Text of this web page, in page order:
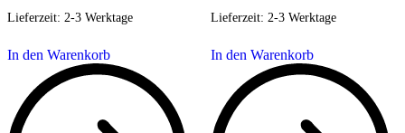
Lieferzeit: 2-3 Werktage
In den Warenkorb
Lieferzeit: 2-3 Werktage
In den Warenkorb